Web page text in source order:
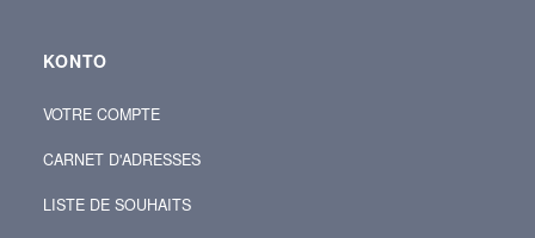
KONTO
VOTRE COMPTE
CARNET D'ADRESSES
LISTE DE SOUHAITS